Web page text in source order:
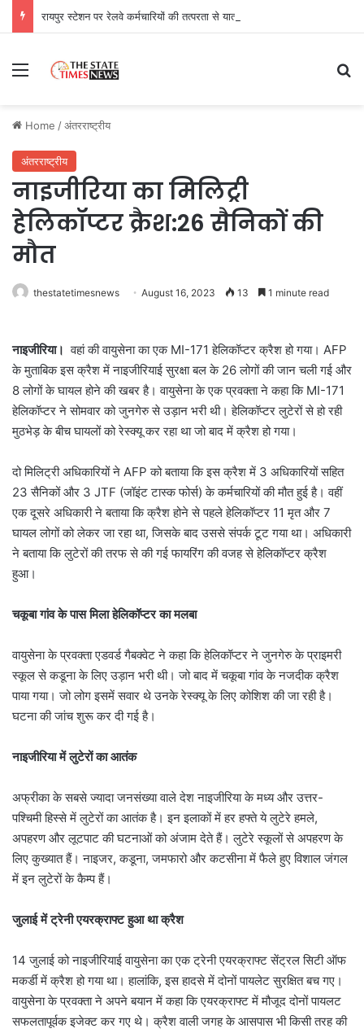
Menu
Home /अंतरराष्ट्रीय
अंतरराष्ट्रीय
नाइजीरिया का मिलिट्री
हेलिकॉप्टर क्रैश:26 सैनिकों की
मौत
thestatetimesnews August 16, 2023 13 1 minute read
नाइजीरिया। वहां की वायुसेना का एक MI-171 हेलिकॉप्टर क्रैश हो गया। AFP
के मुताबिक इस क्रैश में नाइजीरियाई सुरक्षा बल के 26 लोगों की जान चली गई और
8 लोगों के घायल होने की खबर है। वायुसेना के एक प्रवक्ता ने कहा कि MI-171
हेलिकॉप्टर ने सोमवार को जुनगेरु से उड़ान भरी थी। हेलिकॉप्टर लुटेरों से हो रही
मुठभेड़ के बीच घायलों को रेस्क्यू कर रहा था जो बाद में क्रैश हो गया।
दो मिलिट्री अधिकारियों ने AFP को बताया कि इस क्रैश में 3 अधिकारियों सहित
23 सैनिकों और 3 JTF (जॉइंट टास्क फोर्स) के कर्मचारियों की मौत हुई है। वहीं
एक दूसरे अधिकारी ने बताया कि क्रैश होने से पहले हेलिकॉप्टर 11 मृत और 7
घायल लोगों को लेकर जा रहा था, जिसके बाद उससे संपर्क टूट गया था। अधिकारी
ने बताया कि लुटेरों की तरफ से की गई फायरिंग की वजह से हेलिकॉप्टर क्रैश
हुआ।
चकूबा गांव के पास मिला हेलिकॉप्टर का मलबा
वायुसेना के प्रवक्ता एडवर्ड गैबक्वेट ने कहा कि हेलिकॉप्टर ने जुनगेरु के प्राइमरी
स्कूल से कडूना के लिए उड़ान भरी थी। जो बाद में चकूबा गांव के नजदीक क्रैश
पाया गया। जो लोग इसमें सवार थे उनके रेस्क्यू के लिए कोशिश की जा रही है।
घटना की जांच शुरू कर दी गई है।
नाइजीरिया में लुटेरों का आतंक
अफ्रीका के सबसे ज्यादा जनसंख्या वाले देश नाइजीरिया के मध्य और उत्तर-
पश्चिमी हिस्से में लुटेरों का आतंक है। इन इलाकों में हर हफ्ते ये लुटेरे हमले,
अपहरण और लूटपाट की घटनाओं को अंजाम देते हैं। लुटेरे स्कूलों से अपहरण के
लिए कुख्यात हैं। नाइजर, कडूना, जमफारो और कटसीना में फैले हुए विशाल जंगल
में इन लुटेरों के कैम्प हैं।
जुलाई में ट्रेनी एयरक्राफ्ट हुआ था क्रैश
14 जुलाई को नाइजीरियाई वायुसेना का एक ट्रेनी एयरक्राफ्ट सेंट्रल सिटी ऑफ
मकर्डी में क्रैश हो गया था। हालांकि, इस हादसे में दोनों पायलेट सुरक्षित बच गए।
वायुसेना के प्रवक्ता ने अपने बयान में कहा कि एयरक्राफ्ट में मौजूद दोनों पायलट
सफलतापूर्वक इजेक्ट कर गए थे। क्रैश वाली जगह के आसपास भी किसी तरह की